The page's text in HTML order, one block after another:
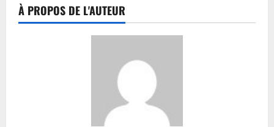
À PROPOS DE L'AUTEUR